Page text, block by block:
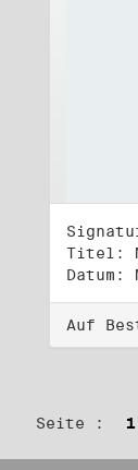
Titel:
Auf
Seite : 1